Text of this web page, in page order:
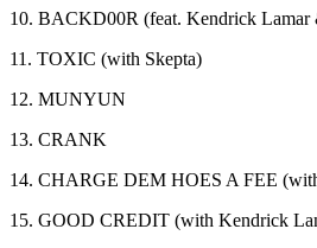
10. BACKD00R (feat. Kendrick Lamar
11. TOXIC (with Skepta)
12. MUNYUN
13. CRANK
14. CHARGE DEM HOES A FEE
15. GOOD CREDIT (with Kendrick